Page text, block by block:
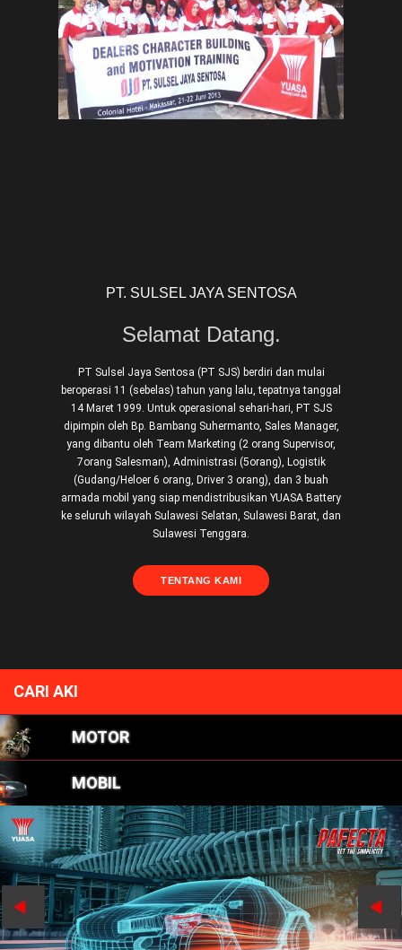
PT. SULSEL JAYA SENTOSA
Selamat Datang.
PT Sulsel Jaya Sentosa (PT SJS) berdiri dan mulai
beroperasi 11 (sebelas) tahun yang lalu, tepatnya tanggal
14 Maret 1999. Untuk operasional sehari-hari, PT SJS
dipimpin oleh Bp. Bambang Suhermanto, Sales Manager,
yang dibantu oleh Team Marketing (2 orang Supervisor,
7orang Salesman), Administrasi (5orang), Logistik
(Gudang/Heloer 6 orang, Driver 3 orang), dan 3 buah
armada mobil yang siap mendistribusikan YUASA Battery
ke seluruh wilayah Sulawesi Selatan, Sulawesi Barat, dan
Sulawesi Tenggara.
TENTANG KAMI
CARI AKI
MOTOR
MOBIL